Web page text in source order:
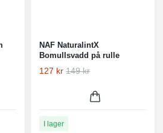
NAF NaturalintX
Bomullsvadd på rulle
127 kr 149 kr
I lager